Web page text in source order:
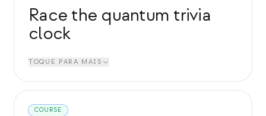
Race the quantum trivia
clock
TOQUE PARA MAIS
COURSE